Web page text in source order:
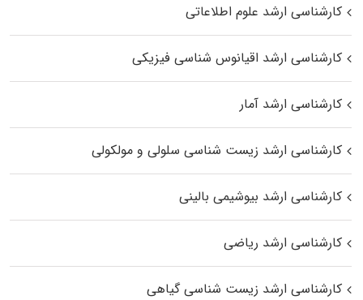
کارشناسی ارشد علوم اطلاعاتی
کارشناسی ارشد اقیانوس‌ شناسی فیزیکی
کارشناسی ارشد آمار
کارشناسی ارشد زیست شناسی سلولی و مولکولی
کارشناسی ارشد بیوشیمی بالینی
کارشناسی ارشد ریاضی
کارشناسی ارشد زیست‌ شناسی گیاهی